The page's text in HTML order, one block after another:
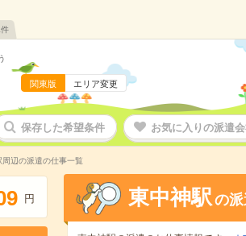
件
関東版 エリア変更
保存した希望条件 お気に入りの派遣
周辺の派遣の仕事一覧
9 円 東中神駅の